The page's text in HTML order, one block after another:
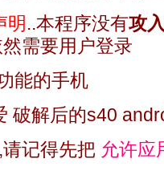
明..本程序没有攻
需要用户登录
能的手机
破解后的s40
记得先把 允许应